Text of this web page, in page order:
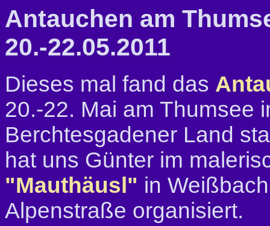
Antauchen am
20.-22.05.2011
Dieses mal fand das
20.-22. Mai am Thumsee
Berchtesgadener Land
hat uns Günter im
"Mauthäusl" in
Alpenstraße organisiert.